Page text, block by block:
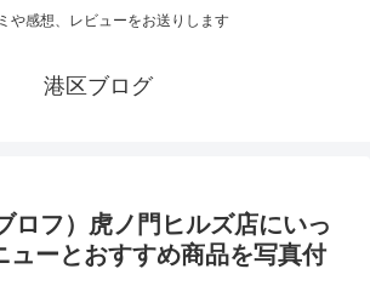
や感想、レビューをお送りします
港区ブログ
ロフ）虎ノ門ヒルズ店にいっ
ューとおすすめ商品を写真付